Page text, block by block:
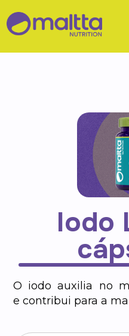
Iodo
O iodo auxilia no
e contribui para a